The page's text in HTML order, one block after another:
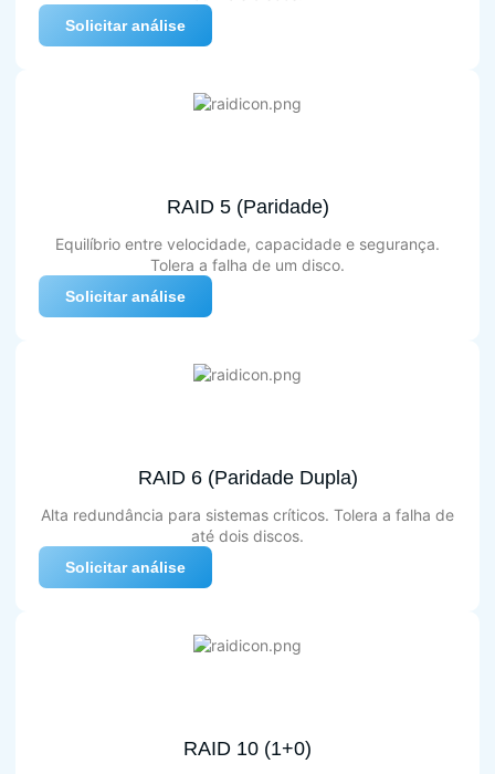
Solicitar análise
RAID 5 (Paridade)
Equilíbrio entre velocidade, capacidade e segurança.
Tolera a falha de um disco.
Solicitar análise
RAID 6 (Paridade Dupla)
Alta redundância para sistemas críticos. Tolera a falha de
até dois discos.
Solicitar análise
RAID 10 (1+0)